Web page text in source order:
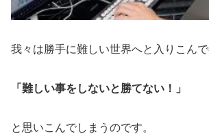
我々は勝手に難しい世界へと入りこんで
「難しい事をしないと勝てない！」
と思いこんでしまうのです。